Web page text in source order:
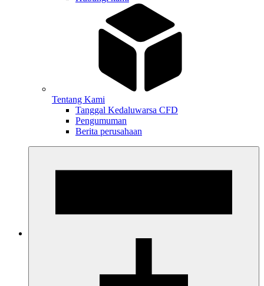
Tentang Kami
Tanggal Kedaluwarsa CFD
Pengumuman
Berita perusahaan